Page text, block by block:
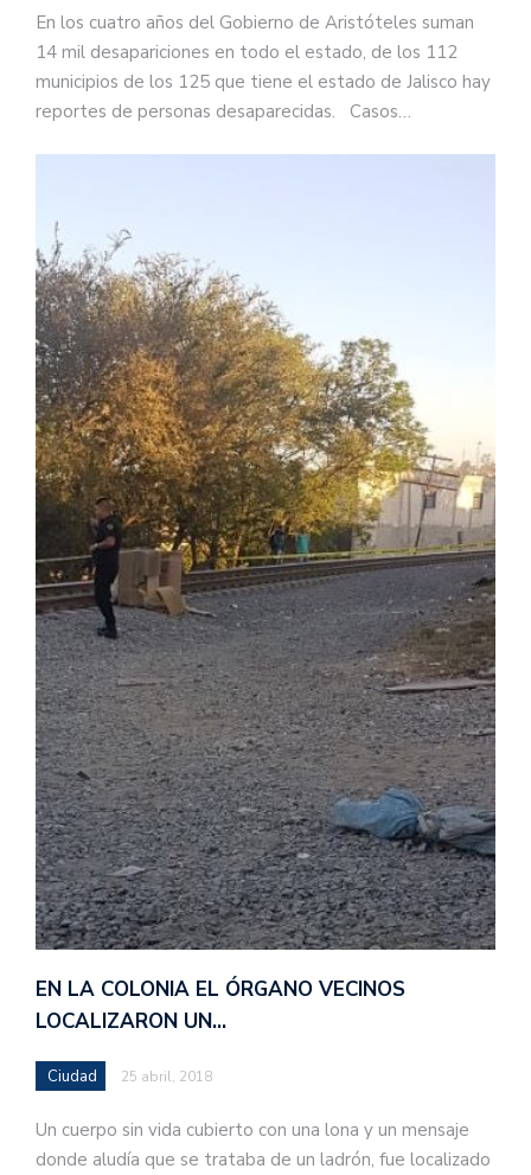
En los cuatro años del Gobierno de Aristóteles suman
14 mil desapariciones en todo el estado, de los 112
municipios de los 125 que tiene el estado de Jalisco hay
reportes de personas desaparecidas. Casos…
EN LA COLONIA EL ÓRGANO VECINOS
LOCALIZARON UN…
Ciudad 25 abril, 2018
Un cuerpo sin vida cubierto con una lona y un mensaje
donde aludía que se trataba de un ladrón, fue localizado